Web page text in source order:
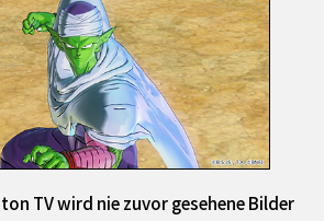
TV wird nie zuvor gesehene Bilder